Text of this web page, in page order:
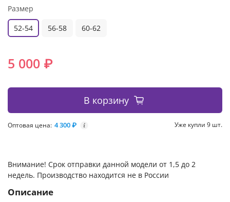
Размер
52-54
56-58 60-62
5 000 ₽
В корзину
Оптовая цена: 4 300 ₽ i Уже купли 9 шт.
Внимание! Срок отправки данной модели от 1,5 до 2
недель. Производство находится не в России
Описание